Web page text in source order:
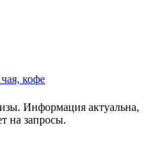
кофе
Информация актуальна,
на запросы.